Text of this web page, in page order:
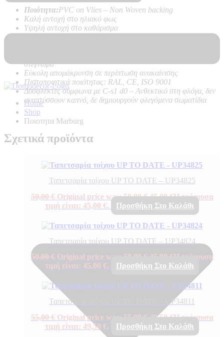
Home
Shop
Ποιοτητα Marburg
Ποιότητα:PVC on Vlies – Non Woven backing
Καλή αντοχή στο ηλιακό φως
Υψηλή αντοχή στο καθάρισμα
στέγνωμα
Εύκολη απομάκρυνση σε περίπτωση ανακαίνισης
Πιστοποιητικά ποιότητας: RAL, CE, ISO 9001
Δύσφλεκτες σύμφωνα με C-s1 d0 – Ανθεκτικό στη φλόγα, δεν
αναπτύσσουν καπνό, δε δημιουργούν φλεγόμενα σωματίδια
Σχετικά προϊόντα
Ταπετσαρία τοίχου UP TO DATE – UP34825
50,00€ Original price was: 50,00 €.45,00€Η τρέχουσα
τιμή είναι: 45,00 €.
Προσθήκη Στο Καλάθι
Ταπετσαρία τοίχου UP TO DATE – UP34824
50,00€ Original price was: 50,00 €. 45,00 €Η τρέχουσα
τιμή είναι: 45,00 €.
Προσθήκη Στο Καλάθι
Ταπετσαρία τοίχου UP TO DATE – UP34811
55,00€ Original price was: 55,00 €. 49,50€Η τρέχουσα
τιμή είναι: 49,50 €.
Προσθήκη Στο Καλάθι